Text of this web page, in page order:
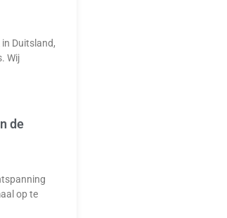
Duitsland,
Wij
de
op te